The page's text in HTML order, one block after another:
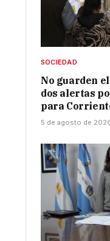
SOCIEDAD
No guarden
dos alertas
para
5 de agosto de